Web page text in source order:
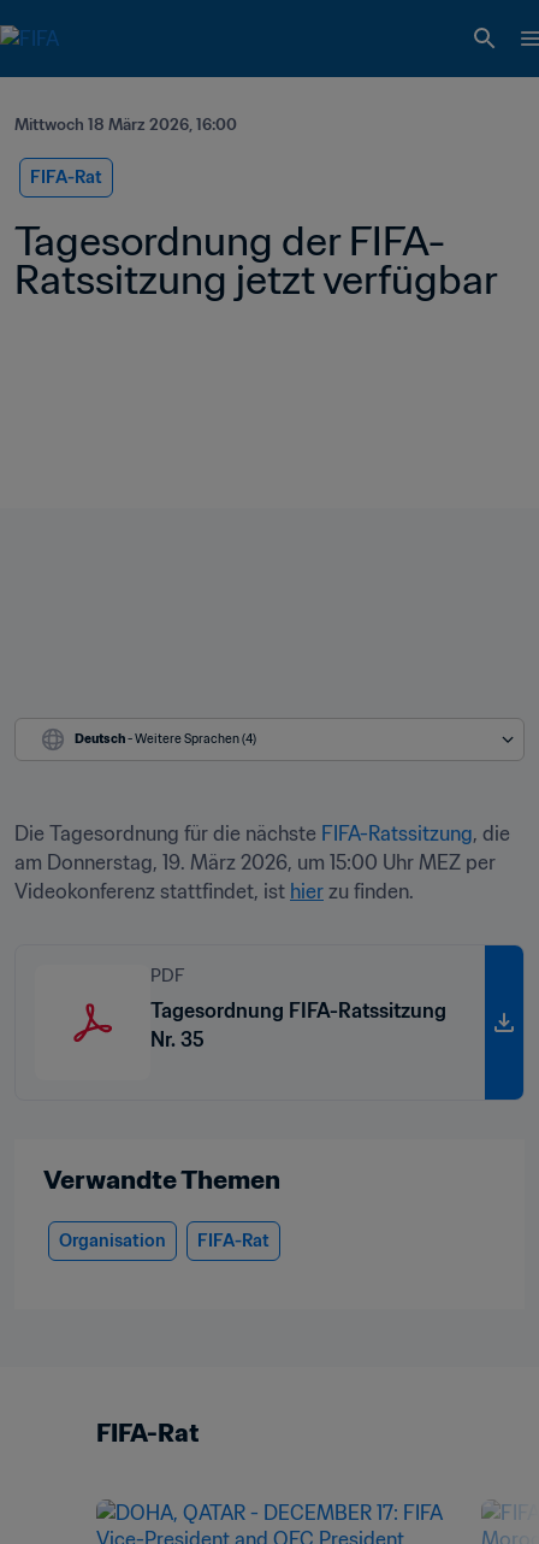
Mittwoch 18 März 2026, 16:00
FIFA-Rat
Tagesordnung der FIFA-
Ratssitzung jetzt verfügbar
Deutsch - Weitere Sprachen (4)
Die Tagesordnung für die nächste FIFA-Ratssitzung, die
am Donnerstag, 19. März 2026, um 15:00 Uhr MEZ per
Videokonferenz stattfindet, ist hier zu finden.
PDF
Tagesordnung FIFA-Ratssitzung
Nr. 35
Verwandte Themen
Organisation FIFA-Rat
FIFA-Rat